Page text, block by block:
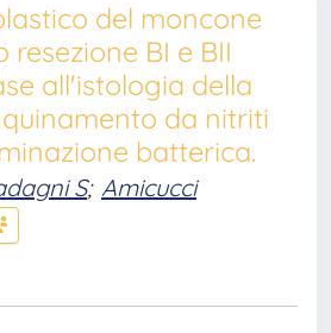
del moncone
BI e BII
all'istologia della
da nitriti
batterica.
S; Amicucci